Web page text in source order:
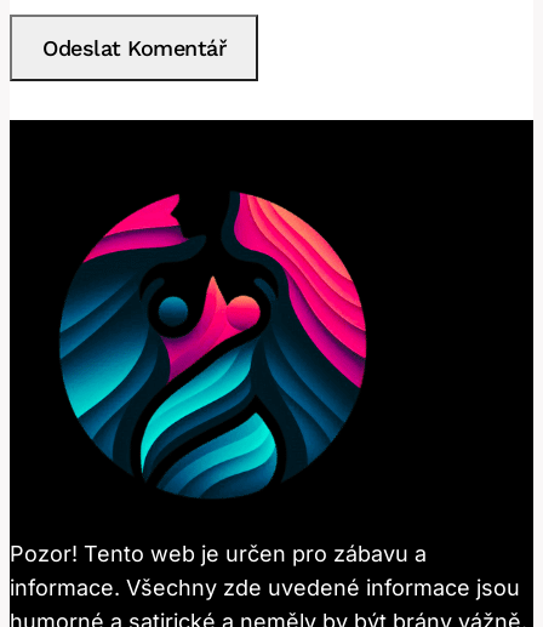
Pozor! Tento web je určen pro zábavu a
informace. Všechny zde uvedené informace jsou
humorné a satirické a neměly by být brány vážně.